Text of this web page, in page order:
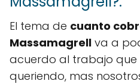
El tema de cuanto
Massamagrell va a
acuerdo al trabajo que
queriendo, mas